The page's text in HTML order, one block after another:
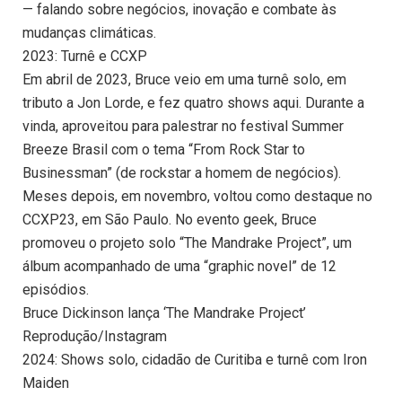
— falando sobre negócios, inovação e combate às
mudanças climáticas.
2023: Turnê e CCXP
Em abril de 2023, Bruce veio em uma turnê solo, em
tributo a Jon Lorde, e fez quatro shows aqui. Durante a
vinda, aproveitou para palestrar no festival Summer
Breeze Brasil com o tema “From Rock Star to
Businessman” (de rockstar a homem de negócios).
Meses depois, em novembro, voltou como destaque no
CCXP23, em São Paulo. No evento geek, Bruce
promoveu o projeto solo “The Mandrake Project”, um
álbum acompanhado de uma “graphic novel” de 12
episódios.
Bruce Dickinson lança ‘The Mandrake Project’
Reprodução/Instagram
2024: Shows solo, cidadão de Curitiba e turnê com Iron
Maiden